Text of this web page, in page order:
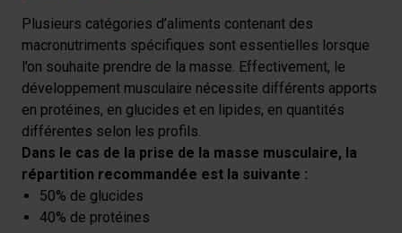
Plusieurs catégories d’aliments contenant des
macronutriments spécifiques sont essentielles lorsque
l’on souhaite prendre de la masse. Effectivement, le
développement musculaire nécessite différents apports
en protéines, en glucides et en lipides, en quantités
différentes selon les profils.
Dans le cas de la prise de la masse musculaire, la
répartition recommandée est la suivante :
50% de glucides
40% de protéines